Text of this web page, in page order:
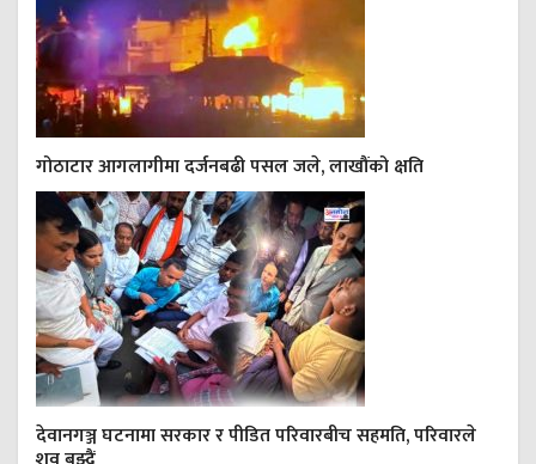
गोठाटार आगलागीमा दर्जनबढी पसल जले, लाखौंको क्षति
देवानगञ्ज घटनामा सरकार र पीडित परिवारबीच सहमति, परिवारले